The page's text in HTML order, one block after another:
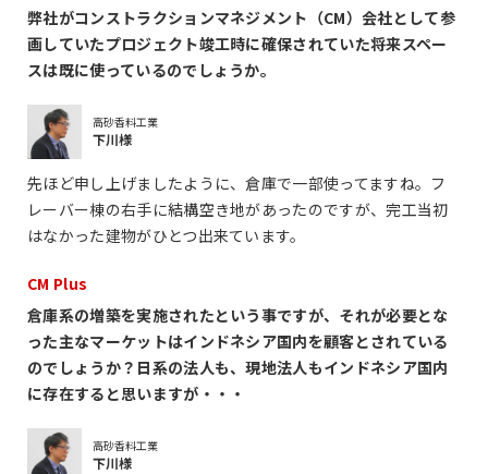
弊社がコンストラクションマネジメント（CM）会社として参
画していたプロジェクト竣工時に確保されていた将来スペー
スは既に使っているのでしょうか。
高砂香料工業
下川様
先ほど申し上げましたように、倉庫で一部使ってますね。フ
レーバー棟の右手に結構空き地があったのですが、完工当初
はなかった建物がひとつ出来ています。
CM Plus
倉庫系の増築を実施されたという事ですが、それが必要とな
った主なマーケットはインドネシア国内を顧客とされている
のでしょうか？日系の法人も、現地法人もインドネシア国内
に存在すると思いますが・・・
高砂香料工業
下川様